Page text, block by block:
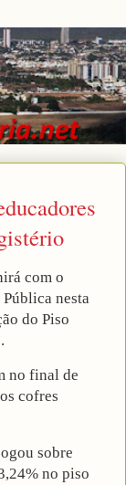
com o
nesta
do Piso
no final de
cofres
sobre
no piso